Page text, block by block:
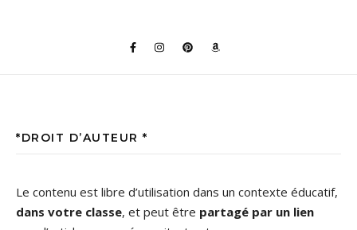
*DROIT D’AUTEUR *
Le contenu est libre d’utilisation dans un contexte éducatif,
dans votre classe, et peut être partagé par un lien